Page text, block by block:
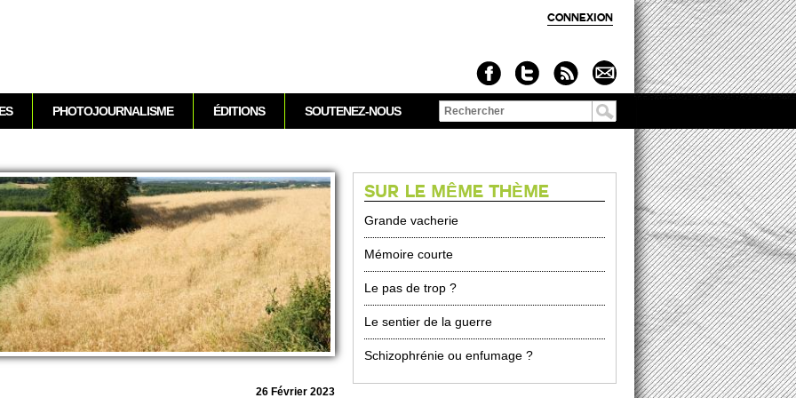
CONNEXION
26 Février 2023
PHOTOJOURNALISME ÉDITIONS SOUTENEZ-NOUS
Formulaire de
SUR LE MÊME THÈME
Grande vacherie
Mémoire courte
Le pas de trop ?
Le sentier de la guerre
Schizophrénie ou enfumage ?